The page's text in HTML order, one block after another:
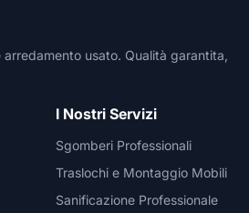
usato. Qualità garantita,
I Nostri Servizi
Sgomberi Professionali
Traslochi e Montaggio Mobili
Sanificazione Professionale